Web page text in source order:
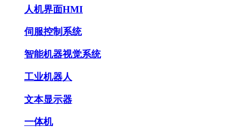
人机界面HMI
伺服控制系统
智能机器视觉系统
工业机器人
文本显示器
一体机